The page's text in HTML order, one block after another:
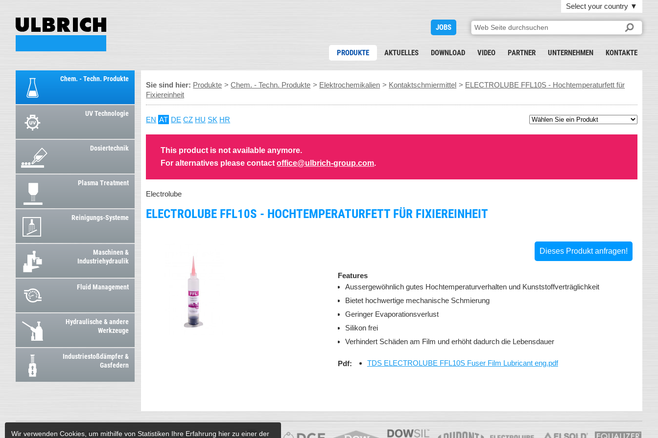
Select your country ▼
JOBS
PRODUKTE AKTUELLES DOWNLOAD VIDEO PARTNER UNTERNEHMEN KONTAKTE
Chem. - Techn. Produkte
UV Technologie
Dosiertechnik
Plasma Treatment
Reinigungs-Systeme
Maschinen &
Industriehydraulik
Fluid Management
Hydraulische & andere
Werkzeuge
Industriestoßdämpfer &
Gasfedern
Sie sind hier: Produkte >Chem. - Techn. Produkte > Elektrochemikalien > Kontaktschmiermittel > ELECTROLUBE FFL10S - Hochtemperaturfett für
Fixiereinheit
EN AT DE CZ HU SK HR
This product is not available anymore.
For alternatives please contactoffice@ulbrich-group.com.
Electrolube
ELECTROLUBE FFL10S - HOCHTEMPERATURFETT FÜR FIXIEREINHEIT
Dieses Produkt anfragen!
Features
Aussergewöhnlich gutes Hochtemperaturverhalten und Kunststoffverträglichkeit
Bietet hochwertige mechanische Schmierung
Geringer Evaporationsverlust
Silikon frei
Verhindert Schäden am Film und erhöht dadurch die Lebensdauer
Pdf: TDS ELECTROLUBE FFL10S Fuser Film Lubricant eng.pdf
Wir verwenden Cookies, um mithilfe von Statistiken Ihre Erfahrung hier zu einer der